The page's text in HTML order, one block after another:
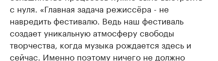
с нуля. «Главная задача режиссёра - не
навредить фестивалю. Ведь наш фестиваль
создает уникальную атмосферу свободы
творчества, когда музыка рождается здесь и
сейчас. Именно поэтому ничего не должно